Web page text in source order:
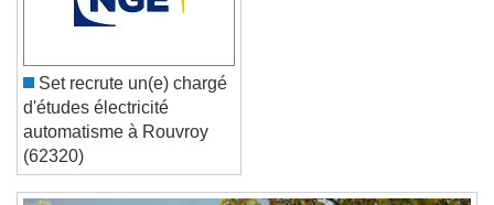
Reset
End of dialog window.
Set recrute un(e) chargé
d'études électricité
automatisme à Rouvroy
(62320)